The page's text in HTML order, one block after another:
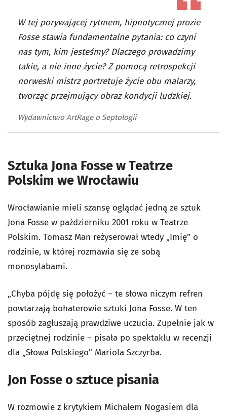
W tej porywającej rytmem, hipnotycznej prozie
Fosse stawia fundamentalne pytania: co czyni
nas tym, kim jesteśmy? Dlaczego prowadzimy
takie, a nie inne życie? Z pomocą retrospekcji
norweski mistrz portretuje życie obu malarzy,
tworząc przejmujący obraz kondycji ludzkiej.
Wydawnictwo ArtRage o Septologii
Sztuka Jona Fosse w Teatrze
Polskim we Wrocławiu
Wrocławianie mieli szansę oglądać jedną ze sztuk
Jona Fosse w październiku 2001 roku w Teatrze
Polskim. Tomasz Man reżyserował wtedy „Imię” o
rodzinie, w której rozmawia się ze sobą
monosylabami.
„Chyba pójdę się położyć – te słowa niczym refren
powtarzają boha­terowie sztuki Jona Fosse. W ten
sposób zagłuszają prawdziwe uczu­cia. Zupełnie jak w
przeciętnej rodzinie – pisała po spektaklu w recenzji
dla „Słowa Polskiego” Mariola Szczyrba.
Jon Fosse o sztuce pisania
W rozmowie z krytykiem Michałem Nogasiem dla